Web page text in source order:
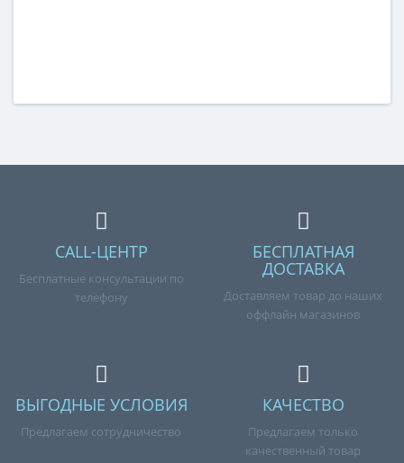
CALL-ЦЕНТР
Бесплатные консультации по
телефону
БЕСПЛАТНАЯ
ДОСТАВКА
Доставляем товар до наших
оффлайн магазинов
ВЫГОДНЫЕ УСЛОВИЯ
Предлагаем сотрудничество
КАЧЕСТВО
Предлагаем только
качественный товар